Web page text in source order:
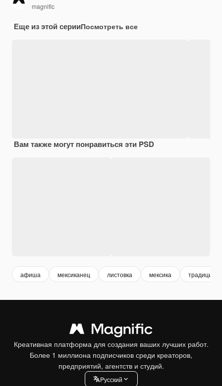
magnific
Еще из этой серииПосмотреть все
Вам также могут понравиться эти PSD
афиша мексиканец листовка мексика традиции
Креативная платформа для создания ваших лучших работ.
Более 1 миллиона подписчиков среди креаторов,
предприятий, агентств и студий.
Pусский